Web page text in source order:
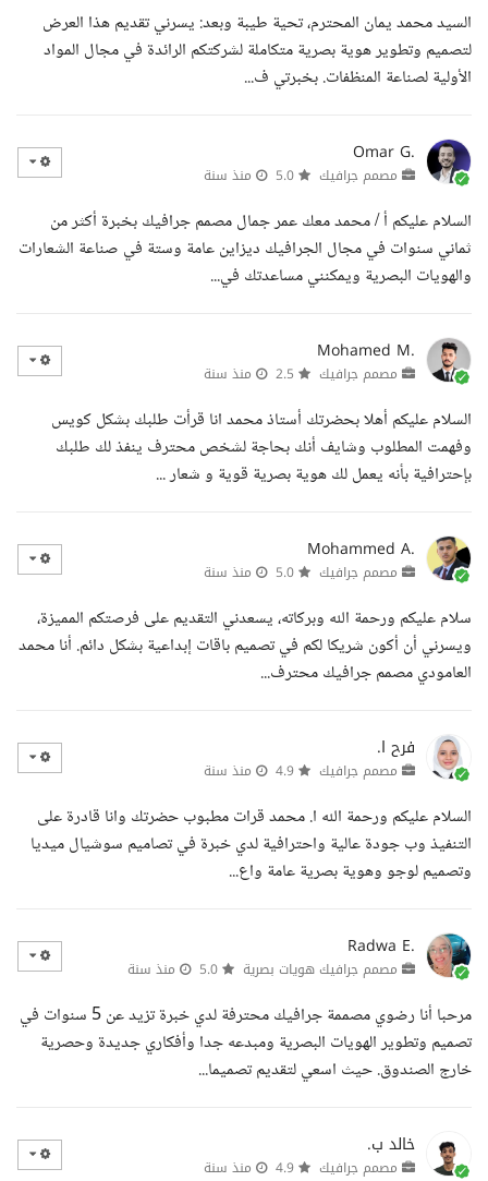
السيد محمد يمان المحترم، تحية طيبة وبعد: يسرني تقديم هذا العرض
لتصميم وتطوير هوية بصرية متكاملة لشركتكم الرائدة في مجال المواد
الأولية لصناعة المنظفات. بخبرتي ف...
Omar G.
مصمم جرافيك منذ سنة
السلام عليكم أ / محمد معك عمر جمال مصمم جرافيك بخبرة أكثر من
ثماني سنوات في مجال الجرافيك ديزاين عامة وستة في صناعة الشعارات
والهويات البصرية ويمكنني مساعدتك في...
Mohamed M.
مصمم جرافيك منذ سنة
السلام عليكم أهلا بحضرتك أستاذ محمد انا قرأت طلبك بشكل كويس
وفهمت المطلوب وشايف أنك بحاجة لشخص محترف ينفذ لك طلبك
بإحترافية بأنه يعمل لك هوية بصرية قوية و شعار ...
Mohammed A.
مصمم جرافيك منذ سنة
سلام عليكم ورحمة الله وبركاته، يسعدني التقديم على فرصتكم المميزة،
ويسرني أن أكون شريكا لكم في تصميم باقات إبداعية بشكل دائم. أنا محمد
العامودي مصمم جرافيك محترف...
فرح ا.
مصمم جرافيك منذ سنة
السلام عليكم ورحمة الله ا. محمد قرات مطبوب حضرتك وانا قادرة على
التنفيذ وب جودة عالية واحترافية لدي خبرة في تصاميم سوشيال ميديا
وتصميم لوجو وهوية بصرية عامة واع...
Radwa E.
مصمم جرافيك هويات بصرية منذ سنة
مرحبا أنا رضوي مصممة جرافيك محترفة لدي خبرة تزيد عن 5 سنوات في
تصميم وتطوير الهويات البصرية ومبدعه جدا وأفكاري جديدة وحصرية
خارج الصندوق. حيث اسعي لتقديم تصميما...
خالد ب.
مصمم جرافيك منذ سنة